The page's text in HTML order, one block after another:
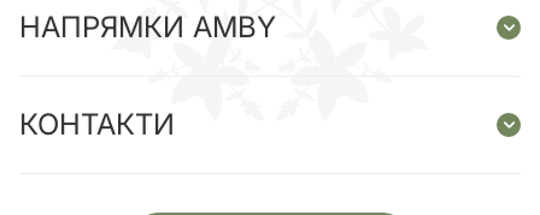
НАПРЯМКИ AMBY
КОНТАКТИ